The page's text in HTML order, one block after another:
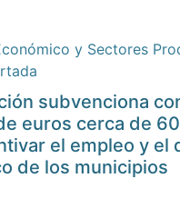
y Sectores
subvenciona
euros cerca de
el empleo y el
de los municipios